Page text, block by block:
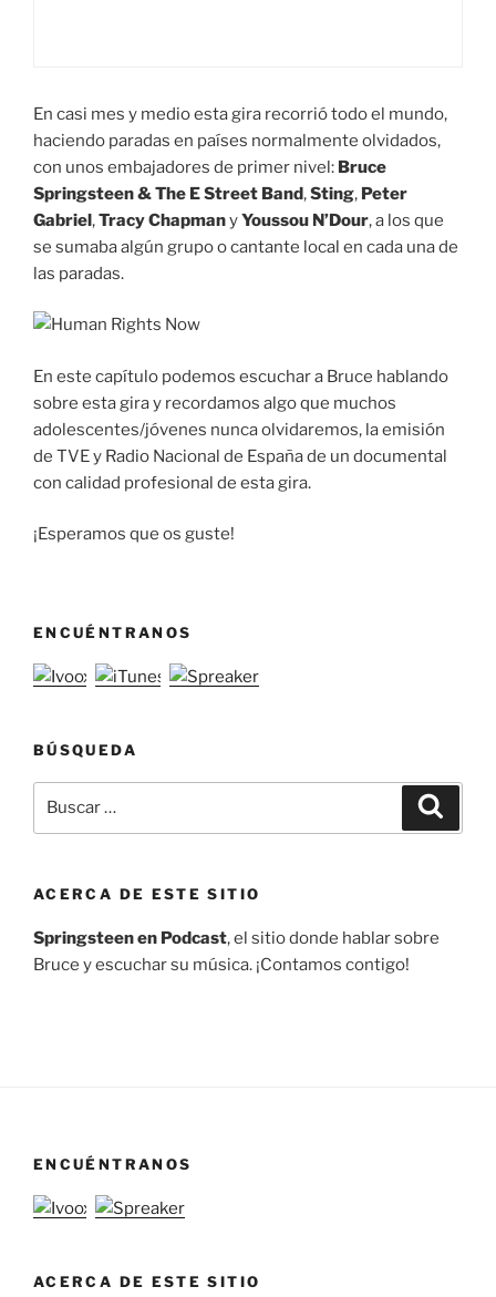
En casi mes y medio esta gira recorrió todo el mundo,
haciendo paradas en países normalmente olvidados,
con unos embajadores de primer nivel: Bruce
Springsteen & The E Street Band,Sting, Peter
Gabriel,Tracy ChapmanyYoussou N’Dour, a los que
se sumaba algún grupo o cantante local en cada una de
las paradas.
En este capítulo podemos escuchar a Bruce hablando
sobre esta gira y recordamos algo que muchos
adolescentes/jóvenes nunca olvidaremos, la emisión
de TVE y Radio Nacional de España de un documental
con calidad profesional de esta gira.
¡Esperamos que os guste!
ENCUÉNTRANOS
BÚSQUEDA
por:
ACERCA DE ESTE SITIO
Springsteen en Podcast, el sitio donde hablar sobre
Bruce y escuchar su música. ¡Contamos contigo!
ENCUÉNTRANOS
ACERCA DE ESTE SITIO